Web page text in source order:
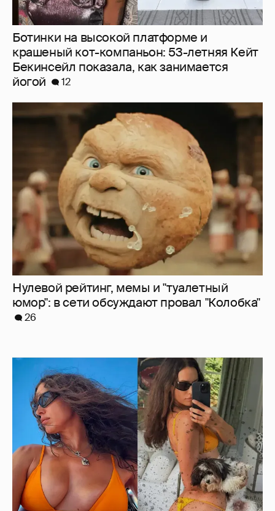
Ботинки на высокой платформе и
крашеный кот-компаньон: 53-летняя Кейт
Бекинсейл показала, как занимается
йогой
12
Нулевой рейтинг, мемы и "туалетный
юмор": в сети обсуждают провал "Колобка"
26